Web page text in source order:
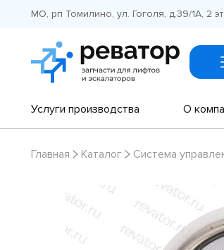
МО, рп Томилино, ул. Гоголя, д.39/1А, 2
Услуги производства О
Главная Каталог Система